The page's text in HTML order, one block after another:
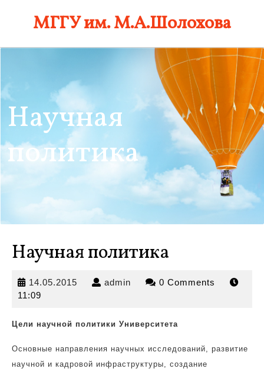
МГГУ им. М.А.Шолохова
Научная
политика
Научная политика
14.05.2015 14.05.2015
admin admin 0 Comments
11:09
Цели научной политики Университета
Основные направления научных исследований, развитие
научной и кадровой инфраструктуры, создание